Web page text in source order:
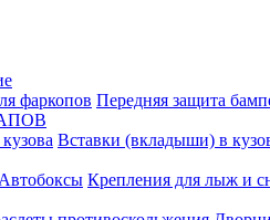
фаркопов Передняя защита
Вставки (вкладыши) в
Автобоксы Крепления для лыж и